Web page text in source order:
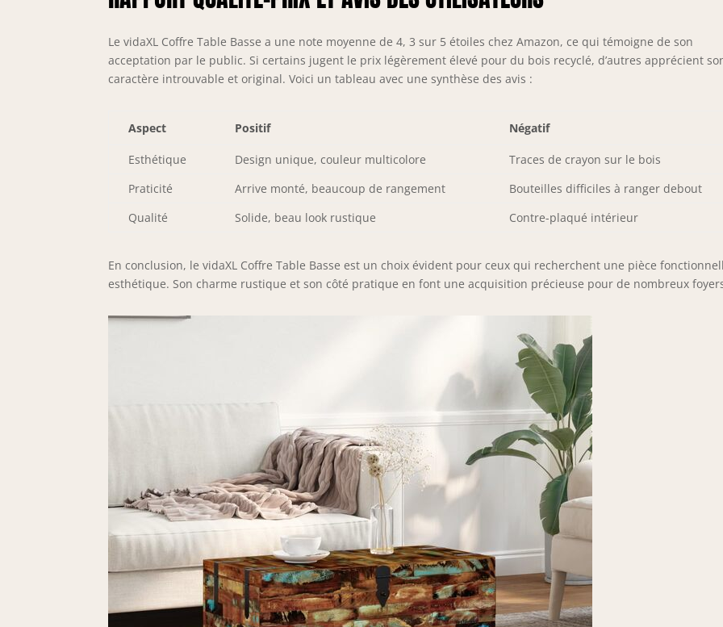
Le vidaXL Coffre Table Basse a une note moyenne de 4, 3 sur 5 étoiles chez Amazon, ce qui témoigne de son
acceptation par le public. Si certains jugent le prix légèrement élevé pour du bois recyclé, d’autres apprécient
caractère introuvable et original. Voici un tableau avec une synthèse des avis :
Aspect Positif Négatif
Esthétique Design unique, couleur multicolore
Traces de crayon sur le bois
Praticité
Arrive monté, beaucoup de rangement
Bouteilles difficiles à ranger debout
Qualité
Solide, beau look rustique Contre-plaqué intérieur
En conclusion, le vidaXL Coffre Table Basse est un choix évident pour ceux qui recherchent une pièce
esthétique. Son charme rustique et son côté pratique en font une acquisition précieuse pour de nombreux